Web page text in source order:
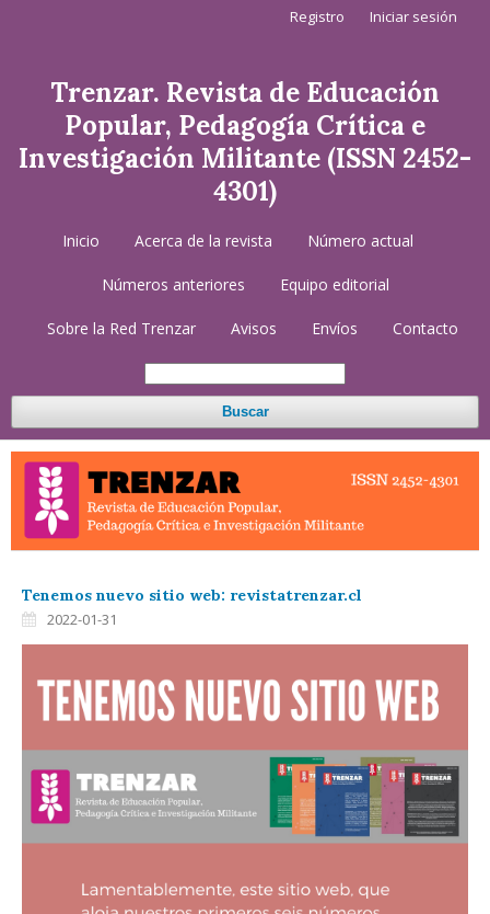
Trenzar. Revista de Educación
Popular, Pedagogía Crítica e
Investigación Militante (ISSN 2452-
4301)
Inicio Acerca de la revista Número actual
Números anteriores Equipo editorial
Sobre la Red Trenzar Avisos Envíos Contacto
Buscar
Registro Iniciar sesión
Tenemos nuevo sitio web: revistatrenzar.cl
2022-01-31